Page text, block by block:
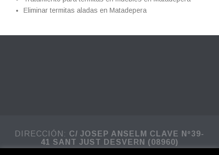
Eliminar termitas aladas en Matadepera
DIRECCIÓN: C/ JOSEP ANSELM CLAVE Nº39-
41 SANT JUST DESVERN (08960)
Cryptosan ® - Control de Plagas